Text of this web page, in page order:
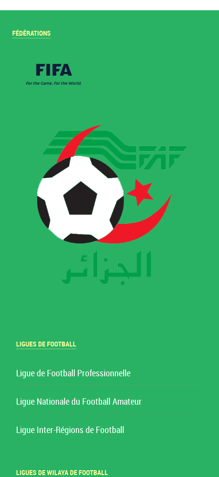
FÉDÉRATIONS
LIGUES DE FOOTBALL
Ligue de Football Professionnelle
Ligue Nationale du Football Amateur
Ligue Inter-Régions de Football
LIGUES DE WILAYA DE FOOTBALL